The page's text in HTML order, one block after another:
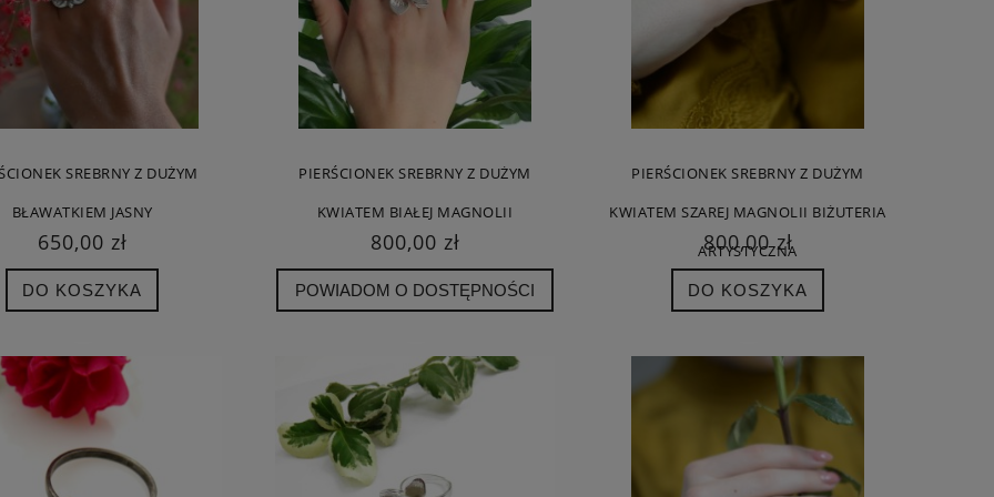
SREBRNY Z DUŻYM
BŁAWATKIEM JASNY
650,00 zł
DO KOSZYKA
PIERŚCIONEK SREBRNY Z DUŻYM
KWIATEM BIAŁEJ MAGNOLII
800,00 zł
POWIADOM O DOSTĘPNOŚCI
PIERŚCIONEK SREBRNY Z DUŻYM
KWIATEM SZAREJ MAGNOLII BIŻUTERIA
ARTYSTYCZNA
800,00 zł
DO KOSZYKA